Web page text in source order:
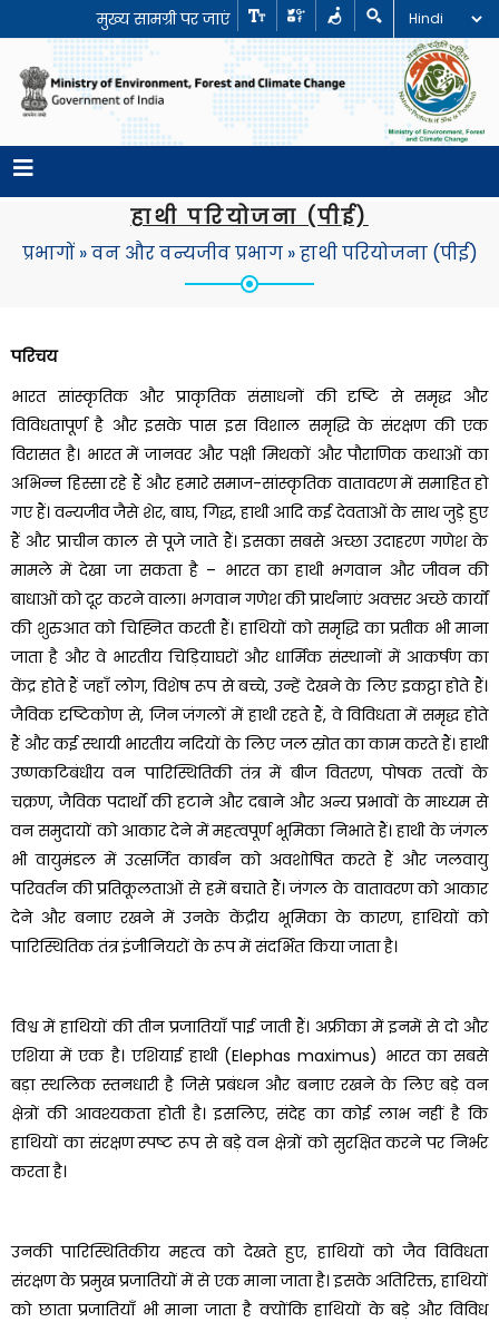
मुख्य सामग्री पर जाएं
हाथी परियोजना (पीई)
प्रभागों»वन और वन्यजीव प्रभाग»हाथी परियोजना (पीई)
परिचय
भारत सांस्कृतिक और प्राकृतिक संसाधनों की दृष्टि से समृद्ध और
विविधतापूर्ण है और इसके पास इस विशाल समृद्धि के संरक्षण की एक
विरासत है। भारत में जानवर और पक्षी मिथकों और पौराणिक कथाओं का
अभिन्न हिस्सा रहे हैं और हमारे समाज-सांस्कृतिक वातावरण में समाहित हो
गए हैं। वन्यजीव जैसे शेर, बाघ, गिद्ध, हाथी आदि कई देवताओं के साथ जुड़े हुए
हैं और प्राचीन काल से पूजे जाते हैं। इसका सबसे अच्छा उदाहरण गणेश के
मामले में देखा जा सकता है – भारत का हाथी भगवान और जीवन की
बाधाओं को दूर करने वाला। भगवान गणेश की प्रार्थनाएं अक्सर अच्छे कार्यों
की शुरुआत को चिह्नित करती हैं। हाथियों को समृद्धि का प्रतीक भी माना
जाता है और वे भारतीय चिड़ियाघरों और धार्मिक संस्थानों में आकर्षण का
केंद्र होते हैं जहाँ लोग, विशेष रूप से बच्चे, उन्हें देखने के लिए इकट्ठा होते हैं।
जैविक दृष्टिकोण से, जिन जंगलों में हाथी रहते हैं, वे विविधता में समृद्ध होते
हैं और कई स्थायी भारतीय नदियों के लिए जल स्रोत का काम करते हैं। हाथी
उष्णकटिबंधीय वन पारिस्थितिकी तंत्र में बीज वितरण, पोषक तत्वों के
चक्रण, जैविक पदार्थों की हटाने और दबाने और अन्य प्रभावों के माध्यम से
वन समुदायों को आकार देने में महत्वपूर्ण भूमिका निभाते हैं। हाथी के जंगल
भी वायुमंडल में उत्सर्जित कार्बन को अवशोषित करते हैं और जलवायु
परिवर्तन की प्रतिकूलताओं से हमें बचाते हैं। जंगल के वातावरण को आकार
देने और बनाए रखने में उनके केंद्रीय भूमिका के कारण, हाथियों को
पारिस्थितिक तंत्र इंजीनियरों के रूप में संदर्भित किया जाता है।
विश्व में हाथियों की तीन प्रजातियाँ पाई जाती हैं। अफ्रीका में इनमें से दो और
एशिया में एक है। एशियाई हाथी (Elephas maximus) भारत का सबसे
बड़ा स्थलिक स्तनधारी है जिसे प्रबंधन और बनाए रखने के लिए बड़े वन
क्षेत्रों की आवश्यकता होती है। इसलिए, संदेह का कोई लाभ नहीं है कि
हाथियों का संरक्षण स्पष्ट रूप से बड़े वन क्षेत्रों को सुरक्षित करने पर निर्भर
करता है।
उनकी पारिस्थितिकीय महत्व को देखते हुए, हाथियों को जैव विविधता
संरक्षण के प्रमुख प्रजातियों में से एक माना जाता है। इसके अतिरिक्त, हाथियों
को छाता प्रजातियाँ भी माना जाता है क्योंकि हाथियों के बड़े और विविध